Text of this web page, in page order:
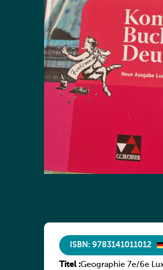
ISBN: 9783141011012
Titel :Geographie 7e/6e